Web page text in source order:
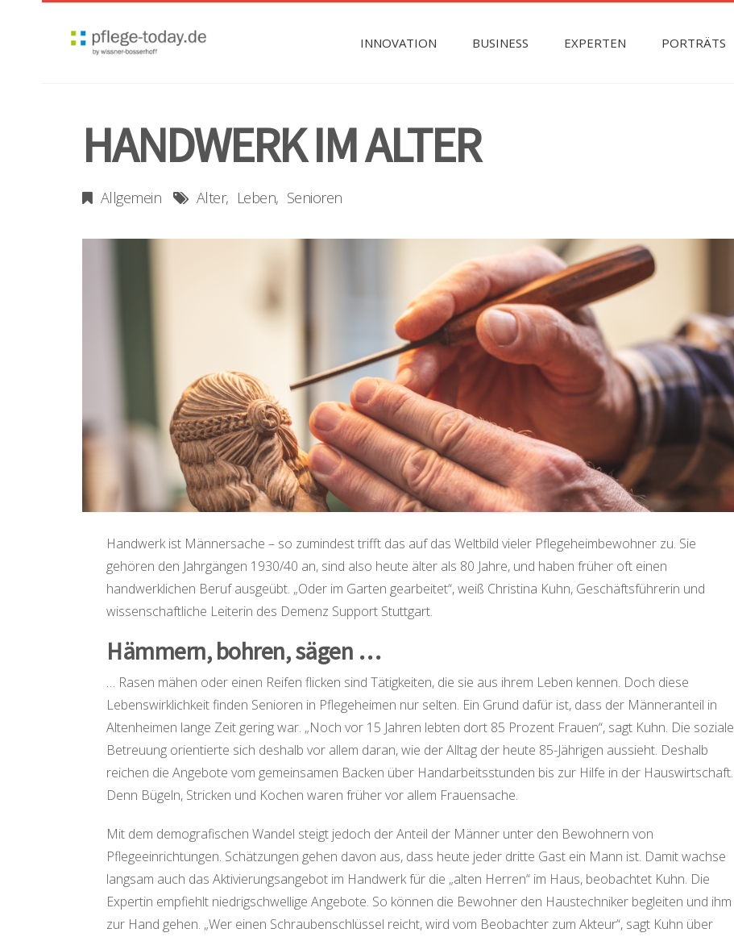
INNOVATION BUSINESS EXPERTEN PORTRÄTS
HANDWERK IM ALTER
Allgemein Alter Leben Senioren
Handwerk ist Männersache – so zumindest trifft das auf das Weltbild vieler Pflegeheimbewohner zu. Sie
gehören den Jahrgängen 1930/40 an, sind also heute älter als 80 Jahre, und haben früher oft einen
handwerklichen Beruf ausgeübt. „Oder im Garten gearbeitet“, weiß Christina Kuhn, Geschäftsführerin und
wissenschaftliche Leiterin des Demenz Support Stuttgart.
Hämmern, bohren, sägen …
… Rasen mähen oder einen Reifen flicken sind Tätigkeiten, die sie aus ihrem Leben kennen. Doch diese
Lebenswirklichkeit finden Senioren in Pflegeheimen nur selten. Ein Grund dafür ist, dass der Männeranteil in
Altenheimen lange Zeit gering war. „Noch vor 15 Jahren lebten dort 85 Prozent Frauen“, sagt Kuhn. Die soziale
Betreuung orientierte sich deshalb vor allem daran, wie der Alltag der heute 85-Jährigen aussieht. Deshalb
reichen die Angebote vom gemeinsamen Backen über Handarbeitsstunden bis zur Hilfe in der Hauswirtschaft.
Denn Bügeln, Stricken und Kochen waren früher vor allem Frauensache.
Mit dem demografischen Wandel steigt jedoch der Anteil der Männer unter den Bewohnern von
Pflegeeinrichtungen. Schätzungen gehen davon aus, dass heute jeder dritte Gast ein Mann ist. Damit wachse
langsam auch das Aktivierungsangebot im Handwerk für die „alten Herren“ im Haus, beobachtet Kuhn. Die
Expertin empfiehlt niedrigschwellige Angebote. So können die Bewohner den Haustechniker begleiten und ihm
zur Hand gehen. „Wer einen Schraubenschlüssel reicht, wird vom Beobachter zum Akteur“, sagt Kuhn über